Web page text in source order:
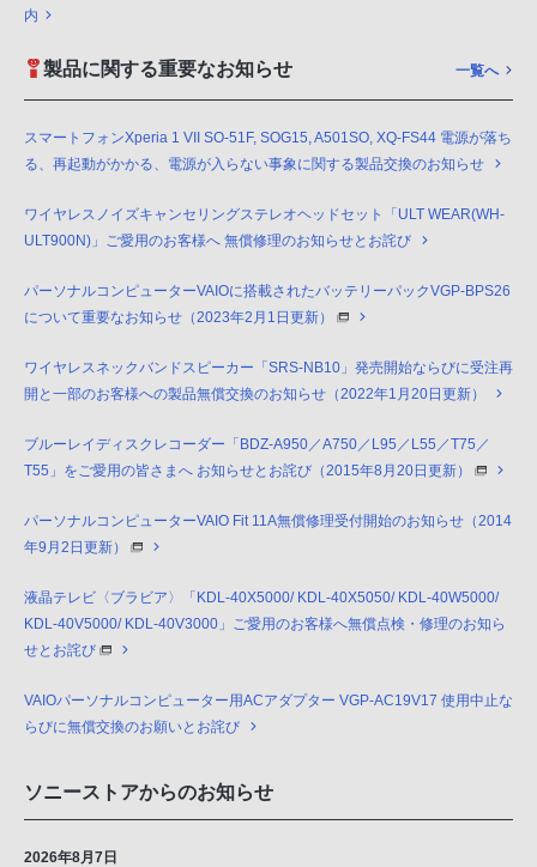
内
製品に関する重要なお知らせ 一覧へ
スマートフォンXperia 1 VII SO-51F, SOG15, A501SO, XQ-FS44 電源が落ち
る、再起動がかかる、電源が入らない事象に関する製品交換のお知らせ
ワイヤレスノイズキャンセリングステレオヘッドセット「ULT WEAR(WH-
ULT900N)」ご愛用のお客様へ 無償修理のお知らせとお詫び
パーソナルコンピューターVAIOに搭載されたバッテリーパックVGP-BPS26
について重要なお知らせ（2023年2月1日更新）
ワイヤレスネックバンドスピーカー「SRS-NB10」発売開始ならびに受注再
開と一部のお客様への製品無償交換のお知らせ（2022年1月20日更新）
ブルーレイディスクレコーダー「BDZ-A950／A750／L95／L55／T75／
T55」をご愛用の皆さまへ お知らせとお詫び（2015年8月20日更新）
パーソナルコンピューターVAIO Fit 11A無償修理受付開始のお知らせ（2014
年9月2日更新）
液晶テレビ〈ブラビア〉「KDL-40X5000/ KDL-40X5050/ KDL-40W5000/
KDL-40V5000/ KDL-40V3000」ご愛用のお客様へ無償点検・修理のお知ら
せとお詫び
VAIOパーソナルコンピューター用ACアダプター VGP-AC19V17 使用中止な
らびに無償交換のお願いとお詫び
ソニーストアからのお知らせ
2026年8月7日